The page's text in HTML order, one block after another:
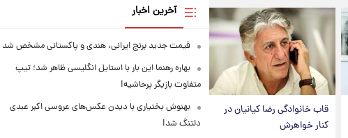
قاب خانوادگی رضا کیانیان در
کنار خواهرش
آخرین اخبار
قیمت جدید برنج ایرانی، هندی و پاکستانی مشخص شد
بهاره رهنما این بار با استایل انگلیسی ظاهر شد؛ تیپ
متفاوت بازیگر پرحاشیه!
بهنوش بختیاری با دیدن عکس‌های عروسی اکبر عبدی
دلتنگ شد!